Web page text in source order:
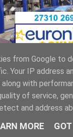
&
from Google to
Your IP address
with
of service,
and address
MORE